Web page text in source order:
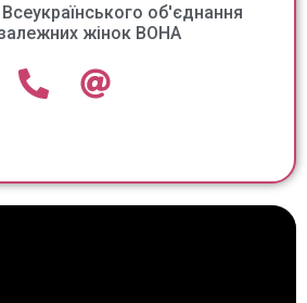
об'єднання
жінок ВОНА